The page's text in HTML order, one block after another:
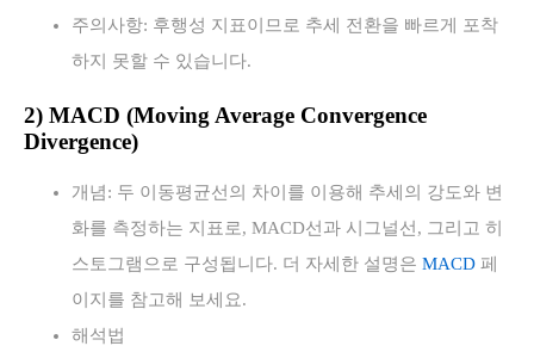
주의사항: 후행성 지표이므로 추세 전환을 빠르게 포착
하지 못할 수 있습니다.
2) MACD (Moving Average Convergence
Divergence)
개념: 두 이동평균선의 차이를 이용해 추세의 강도와 변
화를 측정하는 지표로, MACD선과 시그널선, 그리고 히
스토그램으로 구성됩니다. 더 자세한 설명은 MACD 페
이지를 참고해 보세요.
해석법